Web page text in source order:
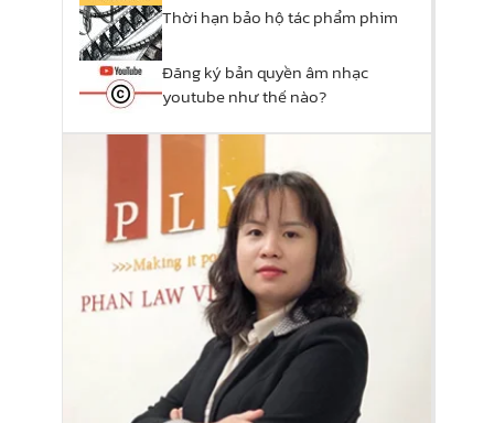
Thời hạn bảo hộ tác phẩm phim
Đăng ký bản quyền âm nhạc
youtube như thế nào?